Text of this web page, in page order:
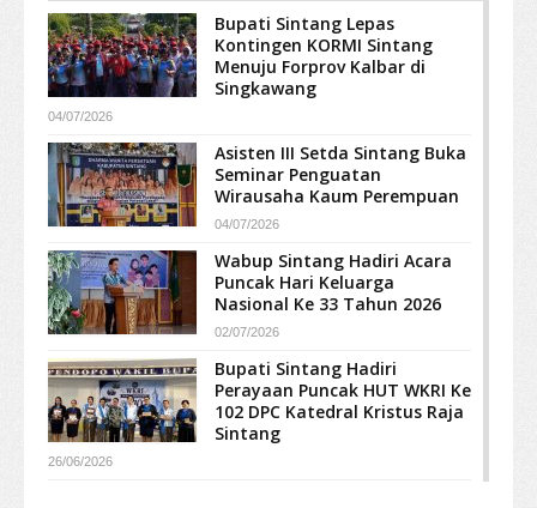
Bupati Sintang Lepas
Kontingen KORMI Sintang
Menuju Forprov Kalbar di
Singkawang
04/07/2026
Asisten III Setda Sintang Buka
Seminar Penguatan
Wirausaha Kaum Perempuan
04/07/2026
Wabup Sintang Hadiri Acara
Puncak Hari Keluarga
Nasional Ke 33 Tahun 2026
02/07/2026
Bupati Sintang Hadiri
Perayaan Puncak HUT WKRI Ke
102 DPC Katedral Kristus Raja
Sintang
26/06/2026